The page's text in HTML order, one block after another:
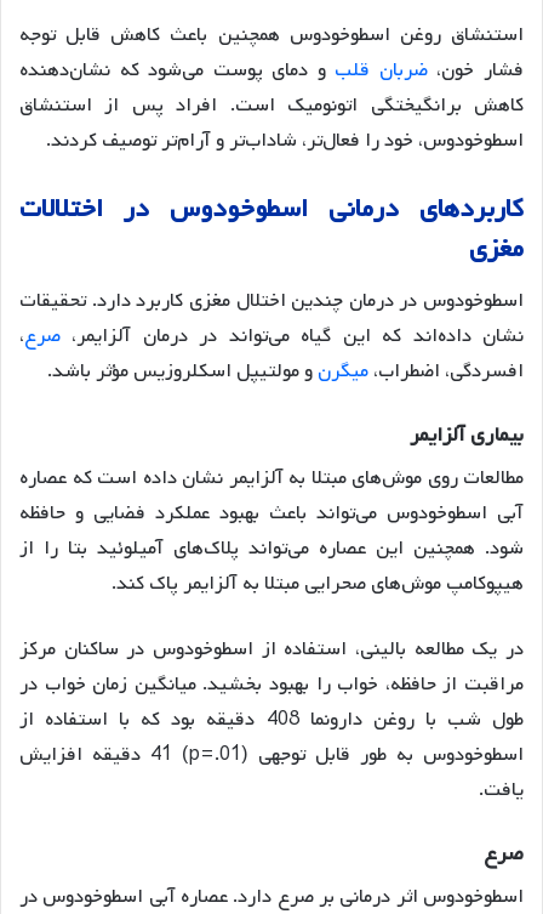
استنشاق روغن اسطوخودوس همچنین باعث کاهش قابل توجه
فشار خون،ضربان قلب و دمای پوست می‌شود که نشان‌دهنده
کاهش برانگیختگی اتونومیک است. افراد پس از استنشاق
اسطوخودوس، خود را فعال‌تر، شاداب‌تر و آرام‌تر توصیف کردند.
کاربردهای درمانی اسطوخودوس در اختلالات
مغزی
اسطوخودوس در درمان چندین اختلال مغزی کاربرد دارد. تحقیقات
نشان داده‌اند که این گیاه می‌تواند در درمان آلزایمر، صرع،
افسردگی، اضطراب،میگرنو مولتیپل اسکلروزیس مؤثر باشد.
بیماریآلزایمر
مطالعات روی موش‌های مبتلا به آلزایمر نشان داده است که عصاره
آبی اسطوخودوس می‌تواند باعث بهبود عملکرد فضایی و حافظه
شود. همچنین این عصاره می‌تواند پلاک‌های آمیلوئید بتا را از
هیپوکامپ موش‌های صحرایی مبتلا به آلزایمر پاک کند.
در یک مطالعه بالینی، استفاده از اسطوخودوس در ساکنان مرکز
مراقبت از حافظه، خواب را بهبود بخشید. میانگین زمان خواب در
طول شب با روغن دارونما 408 دقیقه بود که با استفاده از
اسطوخودوس به طور قابل توجهی (p=.01) 41 دقیقه افزایش
یافت.
صرع
اسطوخودوس اثر درمانی بر صرع دارد. عصاره آبی اسطوخودوس در